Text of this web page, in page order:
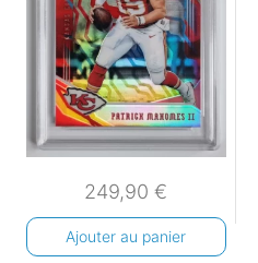
249,90€
Ajouter au panier